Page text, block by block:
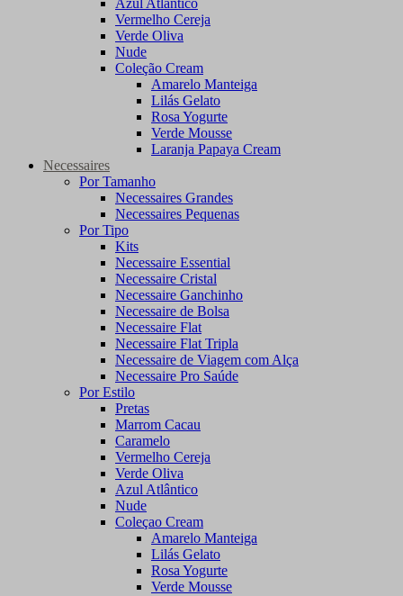
Azul Atlântico
Vermelho Cereja
Verde Oliva
Nude
Coleção Cream
Amarelo Manteiga
Lilás Gelato
Rosa Yogurte
Verde Mousse
Laranja Papaya Cream
Necessaires
Por Tamanho
Necessaires Grandes
Necessaires Pequenas
Por Tipo
Kits
Necessaire Essential
Necessaire Cristal
Necessaire Ganchinho
Necessaire de Bolsa
Necessaire Flat
Necessaire Flat Tripla
Necessaire de Viagem com Alça
Necessaire Pro Saúde
Por Estilo
Pretas
Marrom Cacau
Caramelo
Vermelho Cereja
Verde Oliva
Azul Atlântico
Nude
Coleçao Cream
Amarelo Manteiga
Lilás Gelato
Rosa Yogurte
Verde Mousse